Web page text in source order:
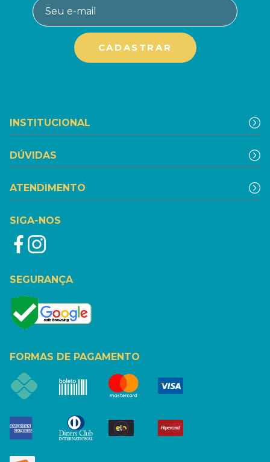
INSTITUCIONAL
DÚVIDAS
ATENDIMENTO
SIGA-NOS
SEGURANÇA
FORMAS DE PAGAMENTO